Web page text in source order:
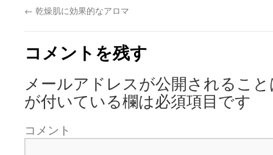
← 乾燥肌に効果的なアロマ
コメントを残す
メールアドレスが公開されるこ
が付いている欄は必須項目です
コメント